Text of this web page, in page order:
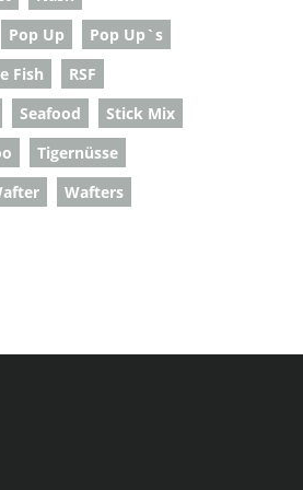
Pop Up
Pop Up`s
Fish
RSF
Seafood
Stick Mix
Tigernüsse
Wafters